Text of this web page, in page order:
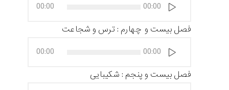
صوت
00:00
00:00
فصل بیست و چهارم : ترس و شجاعت
صوت
00:00
00:00
فصل بیست و پنجم : شکیبایی